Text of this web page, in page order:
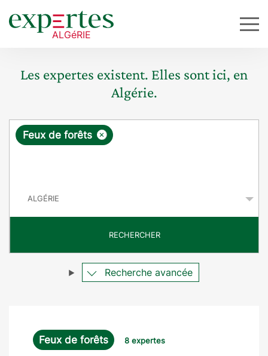
Les expertes existent. Elles sont ici, en
Algérie.
R
ê
e
×
Feux de forêts
RECHERCHER
Recherche avancée
Feux de forêts 8 expertes